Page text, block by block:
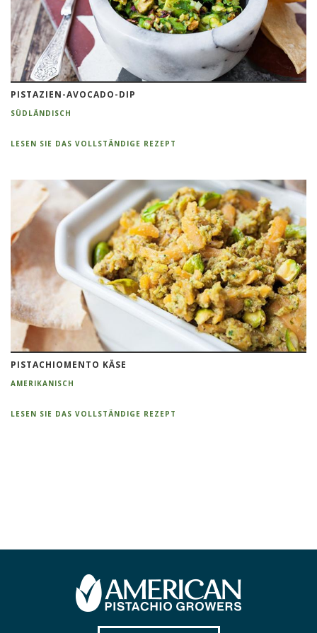
PISTAZIEN-AVOCADO-DIP
SÜDLÄNDISCH
LESEN SIE DAS VOLLSTÄNDIGE REZEPT
PISTACHIOMENTO KÄSE
AMERIKANISCH
LESEN SIE DAS VOLLSTÄNDIGE REZEPT